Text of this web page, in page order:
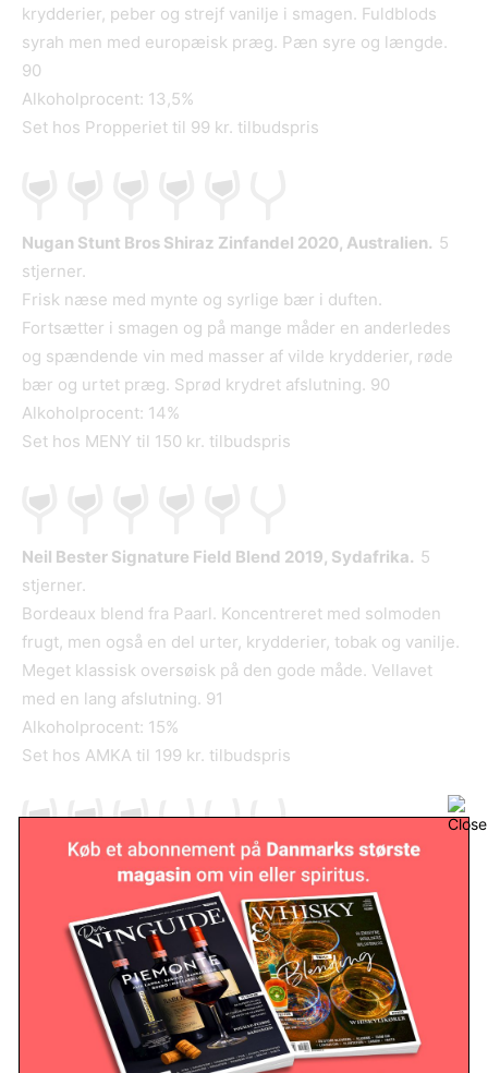
krydderier, peber og strejf vanilje i smagen. Fuldblods
syrah men med europæisk præg. Pæn syre og længde.
90
Alkoholprocent: 13,5%
Set hos Propperiet til 99 kr. tilbudspris
Nugan Stunt Bros Shiraz Zinfandel 2020, Australien. 5
stjerner.
Frisk næse med mynte og syrlige bær i duften.
Fortsætter i smagen og på mange måder en anderledes
og spændende vin med masser af vilde krydderier, røde
bær og urtet præg. Sprød krydret afslutning. 90
Alkoholprocent: 14%
Set hos MENY til 150 kr. tilbudspris
Neil Bester Signature Field Blend 2019, Sydafrika. 5
stjerner.
Bordeaux blend fra Paarl. Koncentreret med solmoden
frugt, men også en del urter, krydderier, tobak og vanilje.
Meget klassisk oversøisk på den gode måde. Vellavet
med en lang afslutning. 91
Alkoholprocent: 15%
Set hos AMKA til 199 kr. tilbudspris
Chateau Ségur 2017, Frankrig.3 stjerner.
Diskret i næsen. Klassisk Bordeaux med en medium
koncentration. Noget urtet med solbærblade, tobak og
strejf vanilje. Tør og ikke specielt lang i smagen. 85
Alkoholprocent: 13%
Set hos Kvickly, Superbrugsen til 69 kr. tilbudspris